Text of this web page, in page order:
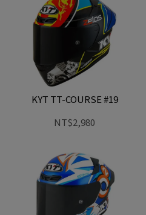
KYT TT-COURSE #19
NT$2,980